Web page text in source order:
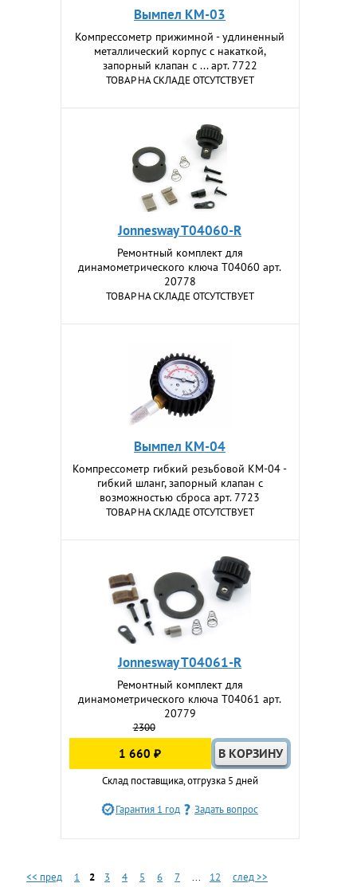
Вымпел КМ-03
Компрессометр прижимной - удлиненный
металлический корпус с накаткой,
запорный клапан с ... арт. 7722
ТОВАР НА СКЛАДЕ ОТСУТСТВУЕТ
Jonnesway T04060-R
Ремонтный комплект для
динамометрического ключа T04060 арт.
20778
ТОВАР НА СКЛАДЕ ОТСУТСТВУЕТ
Вымпел KM-04
Компрессометр гибкий резьбовой КМ-04 -
гибкий шланг, запорный клапан с
возможностью сброса арт. 7723
ТОВАР НА СКЛАДЕ ОТСУТСТВУЕТ
Jonnesway T04061-R
Ремонтный комплект для
динамометрического ключа T04061 арт.
20779
2300
1 660 ₽
Склад поставщика, отгрузка 5 дней
Гарантия 1 год Задать вопрос
<< пред 1 2 3 4 5 6 7 ... 12 след >>